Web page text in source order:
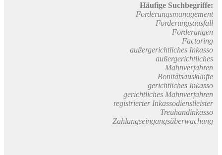
Häufige Suchbegriffe:
Forderungsmanagement
Forderungsausfall
Forderungen
Factoring
außergerichtliches Inkasso
außergerichtliches
Mahnverfahren
Bonitätsauskünfte
gerichtliches Inkasso
gerichtliches Mahnverfahren
registrierter Inkassodienstleister
Treuhandinkasso
Zahlungseingangsüberwachung